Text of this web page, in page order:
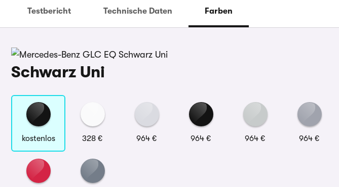
Testbericht Technische Daten Farben
Schwarz Uni
kostenlos 328 € 964 € 964 € 964 € 964 €